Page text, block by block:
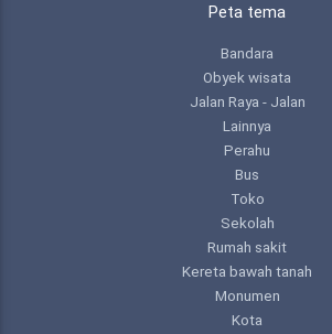
Peta tema
Bandara
Obyek wisata
Jalan Raya - Jalan
Lainnya
Perahu
Bus
Toko
Sekolah
Rumah sakit
Kereta bawah tanah
Monumen
Kota